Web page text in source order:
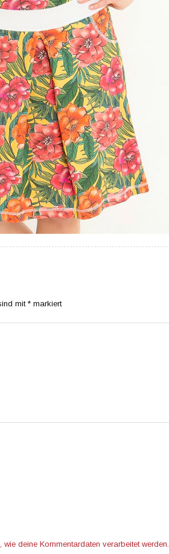
mit* markiert
wie deine Kommentardaten verarbeitet werden.